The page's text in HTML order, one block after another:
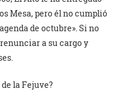
Mesa, pero él no cumplió
de octubre». Si no
a su cargo y
la Fejuve?